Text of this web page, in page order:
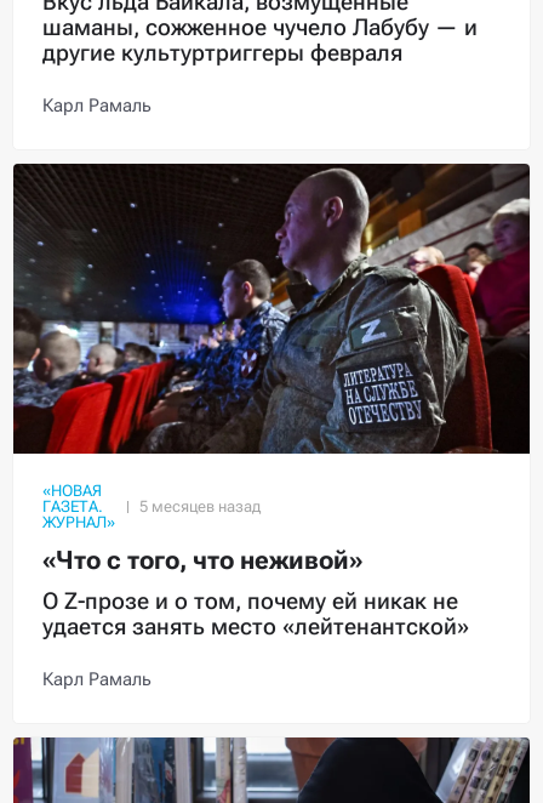
шаманы, сожженное чучело Лабубу — и
другие культуртриггеры февраля
Карл Рамаль
«НОВАЯ
ГАЗЕТА.
ЖУРНАЛ»
«Что с того, что неживой»
О Z-прозе и о том, почему ей никак не
удается занять место «лейтенантской»
Карл Рамаль